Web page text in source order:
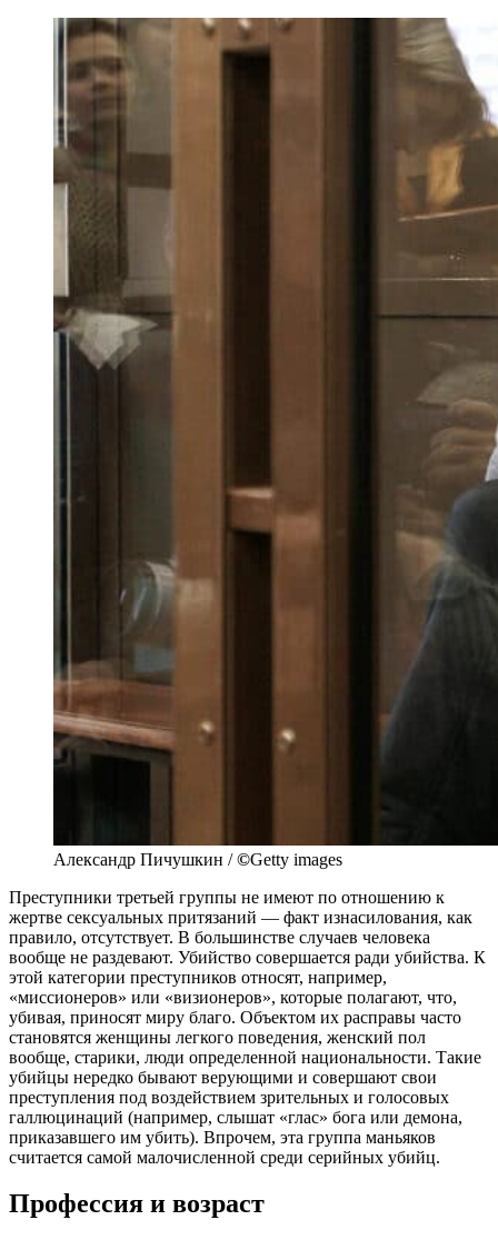
Александр Пичушкин /©Getty images
Преступники третьей группы не имеют по отношению к
жертве сексуальных притязаний — факт изнасилования, как
правило, отсутствует. В большинстве случаев человека
вообще не раздевают. Убийство совершается ради убийства. К
этой категории преступников относят, например,
«миссионеров» или «визионеров», которые полагают, что,
убивая, приносят миру благо. Объектом их расправы часто
становятся женщины легкого поведения, женский пол
вообще, старики, люди определенной национальности. Такие
убийцы нередко бывают верующими и совершают свои
преступления под воздействием зрительных и голосовых
галлюцинаций (например, слышат «глас» бога или демона,
приказавшего им убить). Впрочем, эта группа маньяков
считается самой малочисленной среди серийных убийц.
Профессия и возраст